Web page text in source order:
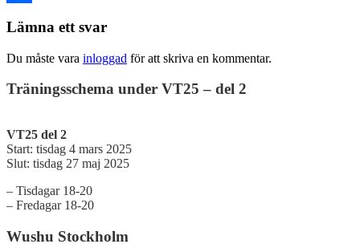
Lämna ett svar
Du måste vara inloggad för att skriva en kommentar.
Träningsschema under VT25 – del 2
VT25 del 2
Start: tisdag 4 mars 2025
Slut: tisdag 27 maj 2025
– Tisdagar 18-20
– Fredagar 18-20
Wushu Stockholm